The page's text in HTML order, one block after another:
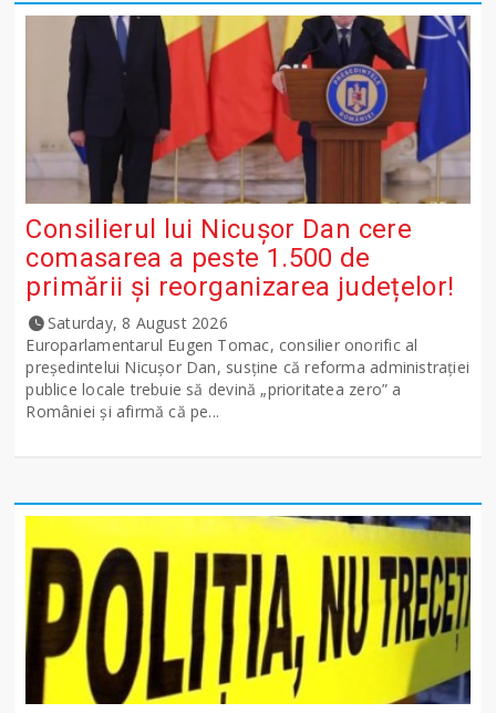
Consilierul lui Nicușor Dan cere
comasarea a peste 1.500 de
primării și reorganizarea județelor!
Saturday, 8 August 2026
Europarlamentarul Eugen Tomac, consilier onorific al
președintelui Nicușor Dan, susține că reforma administrației
publice locale trebuie să devină „prioritatea zero” a
României și afirmă că pe...